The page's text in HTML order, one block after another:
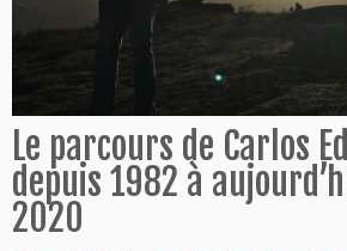
Le parcours de Carlos
depuis 1982 à
2020